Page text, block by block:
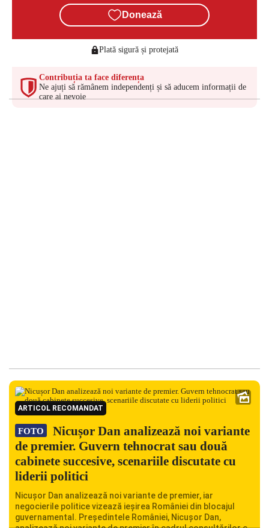
Donează
Plată sigură și protejată
Contribuția ta face diferența
Ne ajuți să rămânem independenți și să aducem informații de
care ai nevoie
ARTICOL RECOMANDAT
FOTO
Nicușor Dan analizează noi variante
de premier. Guvern tehnocrat sau două
cabinete succesive, scenariile discutate cu
liderii politici
Nicușor Dan analizează noi variante de premier, iar
negocierile politice vizează ieșirea României din blocajul
guvernamental. Președintele României, Nicușor Dan,